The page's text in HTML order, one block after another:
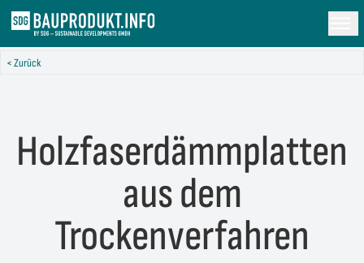
< Zurück
Holzfaserdämmplatten
aus dem
Trockenverfahren